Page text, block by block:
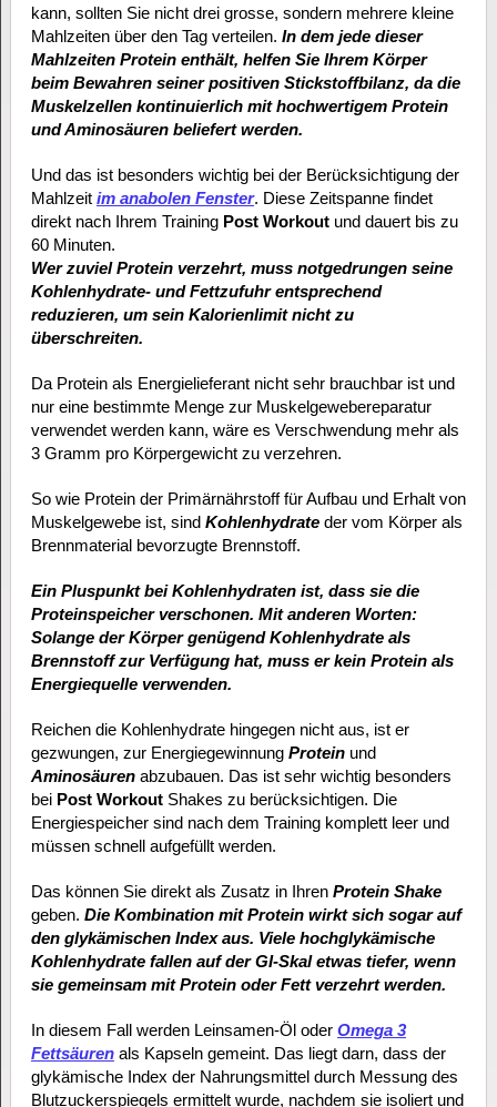
kann, sollten Sie nicht drei grosse, sondern mehrere kleine
Mahlzeiten über den Tag verteilen. In dem jede dieser
Mahlzeiten Protein enthält, helfen Sie Ihrem Körper
beim Bewahren seiner positiven Stickstoffbilanz, da die
Muskelzellen kontinuierlich mit hochwertigem Protein
und Aminosäuren beliefert werden.
Und das ist besonders wichtig bei der Berücksichtigung der
Mahlzeit im anabolen Fenster. Diese Zeitspanne findet
direkt nach Ihrem Training Post Workoutund dauert bis zu
60 Minuten.
Wer zuviel Protein verzehrt, muss notgedrungen seine
Kohlenhydrate- und Fettzufuhr entsprechend
reduzieren, um sein Kalorienlimit nicht zu
überschreiten.
Da Protein als Energielieferant nicht sehr brauchbar ist und
nur eine bestimmte Menge zur Muskelgewebereparatur
verwendet werden kann, wäre es Verschwendung mehr als
3 Gramm pro Körpergewicht zu verzehren.
So wie Protein der Primärnährstoff für Aufbau und Erhalt von
Muskelgewebe ist, sind Kohlenhydrateder vom Körper als
Brennmaterial bevorzugte Brennstoff.
Ein Pluspunkt bei Kohlenhydraten ist, dass sie die
Proteinspeicher verschonen. Mit anderen Worten:
Solange der Körper genügend Kohlenhydrate als
Brennstoff zur Verfügung hat, muss er kein Protein als
Energiequelle verwenden.
Reichen die Kohlenhydrate hingegen nicht aus, ist er
gezwungen, zur Energiegewinnung Proteinund
Aminosäurenabzubauen. Das ist sehr wichtig besonders
bei Post WorkoutShakes zu berücksichtigen. Die
Energiespeicher sind nach dem Training komplett leer und
müssen schnell aufgefüllt werden.
Das können Sie direkt als Zusatz in Ihren Protein Shake
geben. Die Kombination mit Protein wirkt sich sogar auf
den glykämischen Index aus. Viele hochglykämische
Kohlenhydrate fallen auf der GI-Skal etwas tiefer, wenn
sie gemeinsam mit Protein oder Fett verzehrt werden.
In diesem Fall werden Leinsamen-Öl oder Omega 3
Fettsäurenals Kapseln gemeint. Das liegt darn, dass der
glykämische Index der Nahrungsmittel durch Messung des
Blutzuckerspiegels ermittelt wurde, nachdem sie isoliert und